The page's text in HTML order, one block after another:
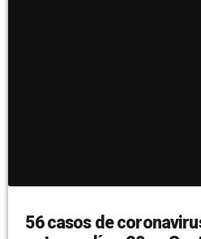
56 casos de